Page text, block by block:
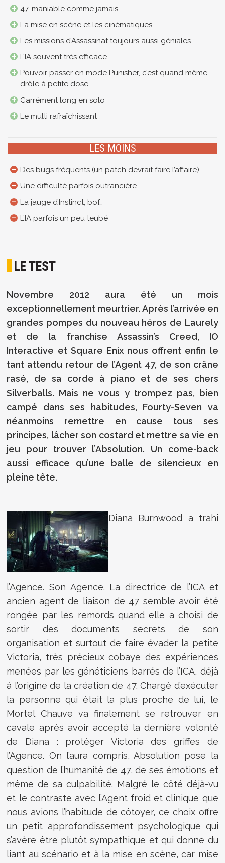
47, maniable comme jamais
La mise en scène et les cinématiques
Les missions d’Assassinat toujours aussi géniales
L’IA souvent très efficace
Pouvoir passer en mode Punisher, c’est quand même
drôle à petite dose
Carrément long en solo
Le multi rafraîchissant
LES MOINS
Des bugs fréquents (un patch devrait faire l’affaire)
Une difficulté parfois outrancière
La jauge d’Instinct, bof…
L’IA parfois un peu teubé
LE TEST
Novembre 2012 aura été un mois
exceptionnellement meurtrier. Après l’arrivée en
grandes pompes du nouveau héros de Laurely
et de la franchise Assassin’s Creed, IO
Interactive et Square Enix nous offrent enfin le
tant attendu retour de l’Agent 47, de son crâne
rasé, de sa corde à piano et de ses chers
Silverballs. Mais ne vous y trompez pas, bien
campé dans ses habitudes, Fourty-Seven va
néanmoins remettre en cause tous ses
principes, lâcher son costard et mettre sa vie en
jeu pour trouver l’Absolution. Un come-back
aussi efficace qu’une balle de silencieux en
pleine tête.
Diana Burnwood a trahi
l’Agence. Son Agence. La directrice de l’ICA et
ancien agent de liaison de 47 semble avoir été
rongée par les remords quand elle a choisi de
sortir des documents secrets de son
organisation et surtout de faire évader la petite
Victoria, très précieux cobaye des expériences
menées par les généticiens barrés de l’ICA, déjà
à l’origine de la création de 47. Chargé d’exécuter
la personne qui était la plus proche de lui, le
Mortel Chauve va finalement se retrouver en
cavale après avoir accepté la dernière volonté
de Diana : protéger Victoria des griffes de
l’Agence. On l’aura compris, Absolution pose la
question de l’humanité de 47, de ses émotions et
même de sa culpabilité. Malgré le côté déjà-vu
et le contraste avec l’Agent froid et clinique que
nous avions l’habitude de côtoyer, ce choix offre
un petit approfondissement psychologique qui
s’avère être plutôt sympathique et qui donne du
liant au scénario et à la mise en scène, car mise